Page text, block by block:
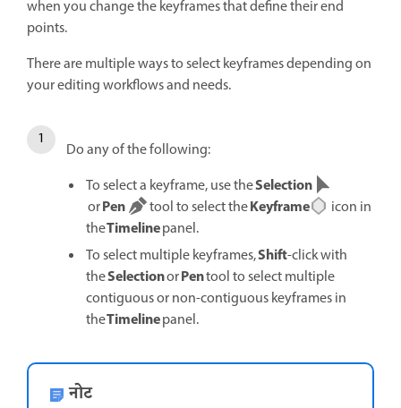
when you change the keyframes that define their end
points.
There are multiple ways to select keyframes depending on
your editing workflows and needs.
Do any of the following:
To select a keyframe, use theSelection
orPen tool to select theKeyframe
icon in
theTimelinepanel.
To select multiple keyframes,Shift-click with
theSelectionorPentool to select multiple
contiguous or non-contiguous keyframes in
theTimelinepanel.
नोट